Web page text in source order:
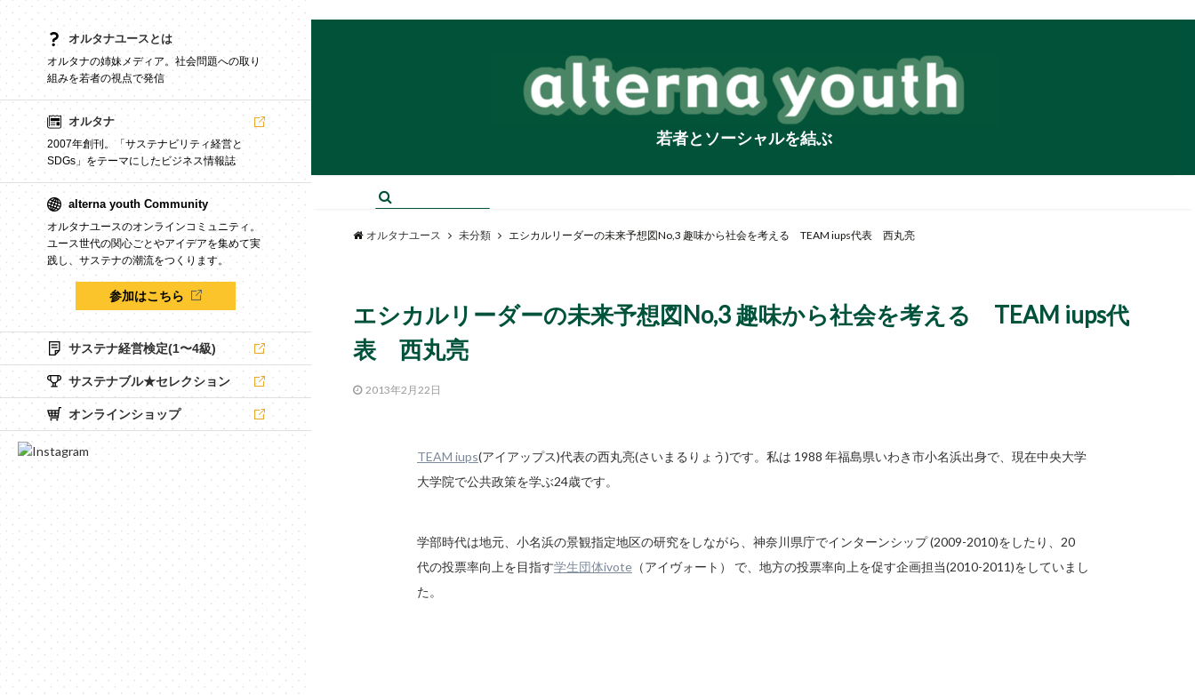
オルタナユースとは
オルタナの姉妹メディア。社会問題への取り
組みを若者の視点で発信
オルタナ
2007年創刊。「サステナビリティ経営と
SDGs」をテーマにしたビジネス情報誌
alterna youth Community
オルタナユースのオンラインコミュニティ。
ユース世代の関心ごとやアイデアを集めて実
践し、サステナの潮流をつくります。
参加はこちら
サステナ経営検定(1〜4級)
サステナブル★セレクション
オンラインショップ
若者とソーシャルを結ぶ
オルタナユース 未分類 エシカルリーダーの未来予想図No,3 趣味から社会を考える TEAM iups代表 西丸亮
エシカルリーダーの未来予想図No,3 趣味から社会を考える TEAM iups代
表 西丸亮
2013年2月22日
TEAM iups(アイアップス)代表の西丸亮(さいまるりょう)です。私は 1988 年福島県いわき市小名浜出身で、現在中央大学
大学院で公共政策を学ぶ24歳です。
学部時代は地元、小名浜の景観指定地区の研究をしながら、神奈川県庁でインターンシップ (2009-2010)をしたり、20
代の投票率向上を目指す学生団体ivote （アイヴォート） で、地方の投票率向上を促す企画担当(2010-2011)をしていまし
た。